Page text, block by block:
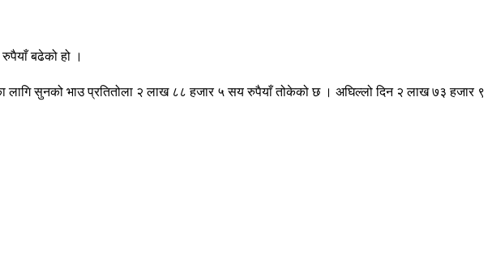
बढेको हो ।
लागि सुनको भाउ प्रतितोला २ लाख ८८ हजार ५ सय रुपैयाँ तोकेको छ । अघिल्लो दिन २ लाख ७३ हजार ९